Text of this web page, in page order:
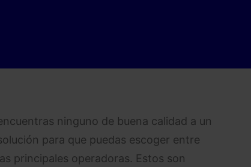
ninguno de buena calidad a un
para que puedas escoger entre
principales operadoras. Estos son